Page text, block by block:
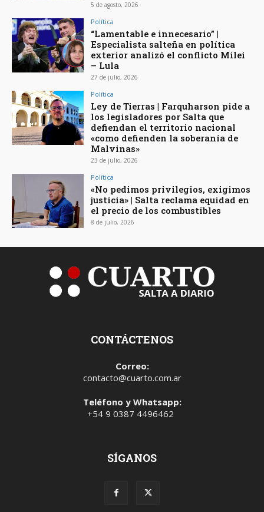
5 de agosto, 2026
Política
“Lamentable e innecesario” |
Especialista salteña en política
exterior analizó el conflicto Milei
– Lula
27 de julio, 2026
Política
Ley de Tierras | Farquharson pide a
los legisladores por Salta que
defiendan el territorio nacional
«como defienden la soberanía de
Malvinas»
23 de julio, 2026
Política
«No pedimos privilegios, exigimos
justicia» | Salta reclama equidad en
el precio de los combustibles
8 de julio, 2026
CONTÁCTENOS
Correo:
contacto@cuarto.com.ar
Teléfono y Whatsapp:
+54 9 0387 4496462
SÍGANOS